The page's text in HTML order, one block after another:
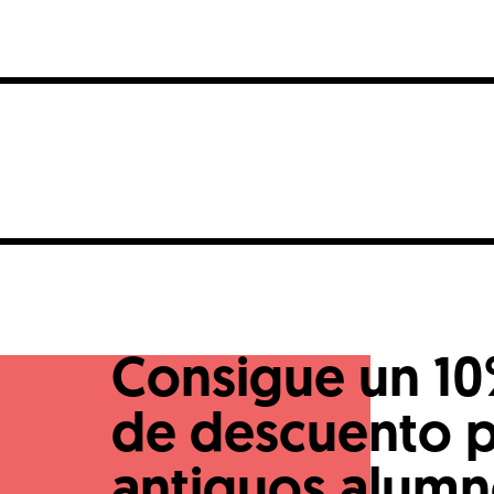
vocación lanzamos toda la
Consigue un
de descuento